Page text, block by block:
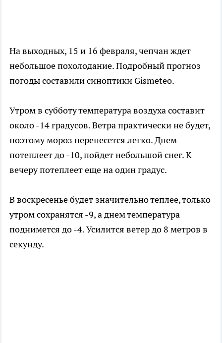
На выходных, 15 и 16 февраля, чепчан ждет
небольшое похолодание. Подробный прогноз
погоды составили синоптики Gismeteo.
Утром в субботу температура воздуха составит
около -14 градусов. Ветра практически не будет,
поэтому мороз перенесется легко. Днем
потеплеет до -10, пойдет небольшой снег. К
вечеру потеплеет еще на один градус.
В воскресенье будет значительно теплее, только
утром сохранятся -9, а днем температура
поднимется до -4. Усилится ветер до 8 метров в
секунду.